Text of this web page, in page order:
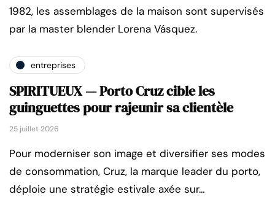
1982, les assemblages de la maison sont supervisés
par la master blender Lorena Vásquez.
entreprises
SPIRITUEUX — Porto Cruz cible les
guinguettes pour rajeunir sa clientèle
25 juillet 2026
Pour moderniser son image et diversifier ses modes
de consommation, Cruz, la marque leader du porto,
déploie une stratégie estivale axée sur…